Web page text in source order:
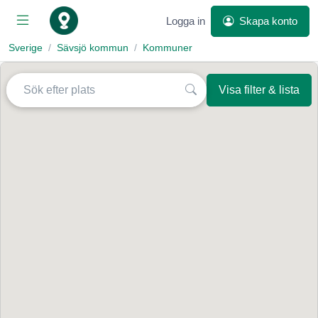
Logga in Skapa konto
Sverige Sävsjö kommun Kommuner
Visa filter & lista